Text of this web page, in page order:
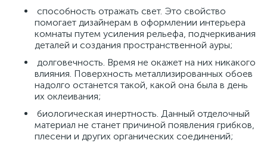
способность отражать свет. Это свойство
помогает дизайнерам в оформлении интерьера
комнаты путем усиления рельефа, подчеркивания
деталей и создания пространственной ауры;
долговечность. Время не окажет на них никакого
влияния. Поверхность металлизированных обоев
надолго останется такой, какой она была в день
их оклеивания;
биологическая инертность. Данный отделочный
материал не станет причиной появления грибков,
плесени и других органических соединений;